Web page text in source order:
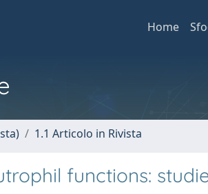
Home
1.1 Articolo in Rivista
functions: